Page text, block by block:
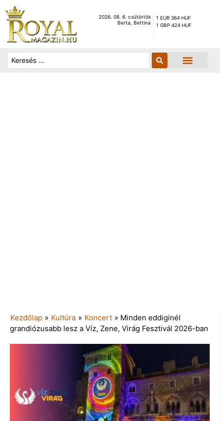
2026. 08. 6. csütörtök
Berta, Bettina
1 EUR 364 HUF
1 GBP 424 HUF
Kezdőlap » Kultúra » Koncert » Minden eddiginél
grandiózusabb lesz a Víz, Zene, Virág Fesztivál 2026-ban